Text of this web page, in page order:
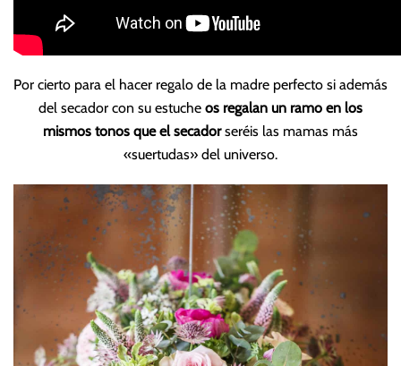
Por cierto para el hacer regalo de la madre perfecto si además
del secador con su estuche os regalan un ramo en los
mismos tonos que el secadorseréis las mamas más
«suertudas» del universo.